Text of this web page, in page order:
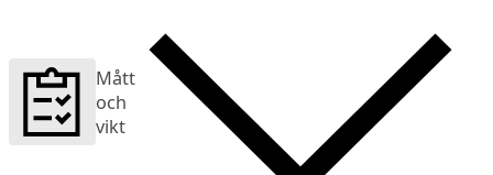
Mått
och
vikt